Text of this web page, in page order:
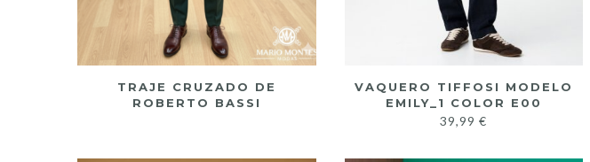
TRAJE CRUZADO DE
ROBERTO BASSI
VAQUERO TIFFOSI MODELO
EMILY_1 COLOR E00
39,99€